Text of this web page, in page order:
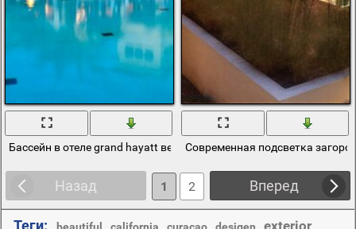
Бассейн в отеле grand hayatt вечеромСовременная подсветка
Назад Вперед
1 2
Теги: exterior